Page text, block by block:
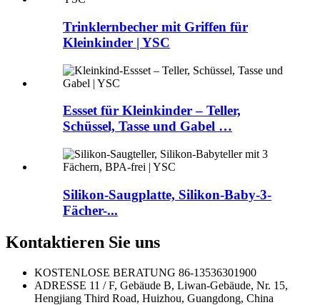
Trinklernbecher mit Griffen für
Kleinkinder | YSC
Essset für Kleinkinder – Teller,
Schüssel, Tasse und Gabel …
Silikon-Saugplatte, Silikon-Baby-3-
Fächer-...
Kontaktieren Sie uns
KOSTENLOSE BERATUNG 86-13536301900
ADRESSE 11 / F, Gebäude B, Liwan-Gebäude, Nr. 15,
Hengjiang Third Road, Huizhou, Guangdong, China